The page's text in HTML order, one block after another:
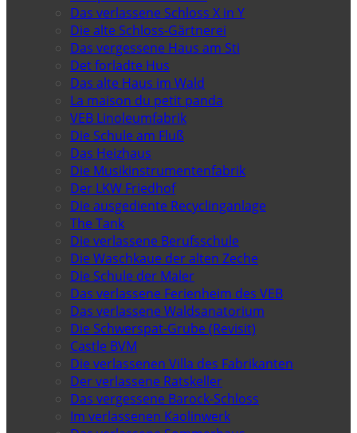
Das verlassene Schloss X in Y
Die alte Schloss-Gärtnerei
Das vergessene Haus am Sti
Det forladte Hus
Das alte Haus im Wald
La maison du petit panda
VEB Linoleumfabrik
Die Schule am Fluß
Das Heizhaus
Die Musikinstrumentenfabrik
Der LKW Friedhof
Die ausgediente Recyclinganlage
The Tank
Die verlassene Berufsschule
Die Waschkaue der alten Zeche
Die Schule der Maler
Das verlassene Ferienheim des VEB
Das verlassene Waldsanatorium
Die Schwerspat-Grube (Revisit)
Castle BVM
Die verlassenen Villa des Fabrikanten
Der verlassene Ratskeller
Das vergessene Barock-Schloss
Im verlassenen Kaolinwerk